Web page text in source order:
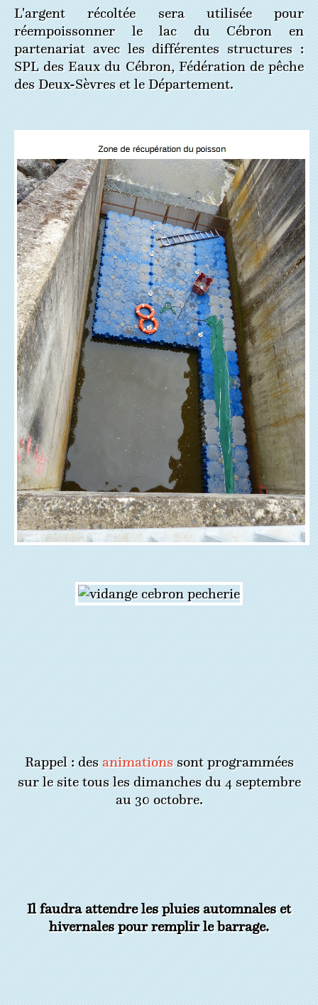
L'argent récoltée sera utilisée pour
réempoissonner le lac du Cébron en
partenariat avec les différentes structures :
SPL des Eaux du Cébron, Fédération de pêche
des Deux-Sèvres et le Département.
Rappel : desanimationssont programmées
sur le site tous les dimanches du 4 septembre
au 30 octobre.
Il faudra attendre les pluies automnales et
hivernales pour remplir le barrage.